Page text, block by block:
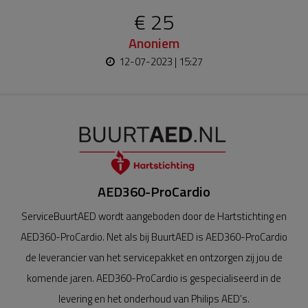
€ 25
Anoniem
12-07-2023 | 15:27
AED360-ProCardio
ServiceBuurtAED wordt aangeboden door de Hartstichting en
AED360-ProCardio. Net als bij BuurtAED is AED360-ProCardio
de leverancier van het servicepakket en ontzorgen zij jou de
komende jaren. AED360-ProCardio is gespecialiseerd in de
levering en het onderhoud van Philips AED’s.